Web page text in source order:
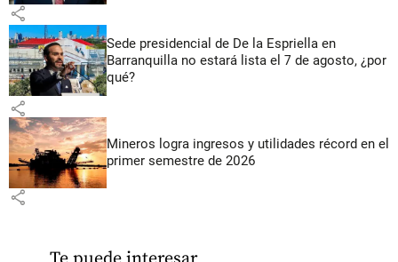
share
Sede presidencial de De la Espriella en
Barranquilla no estará lista el 7 de agosto, ¿por
qué?
share
Mineros logra ingresos y utilidades récord en el
primer semestre de 2026
share